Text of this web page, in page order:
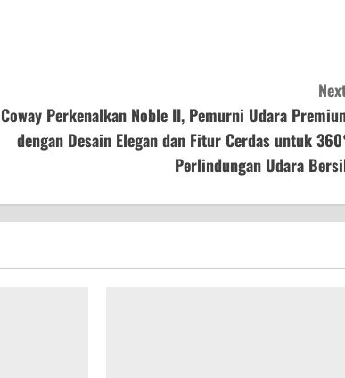
Coway Perkenalkan Noble II, Pemurni Udara
dengan Desain Elegan dan Fitur Cerdas untuk
Perlindungan Udara